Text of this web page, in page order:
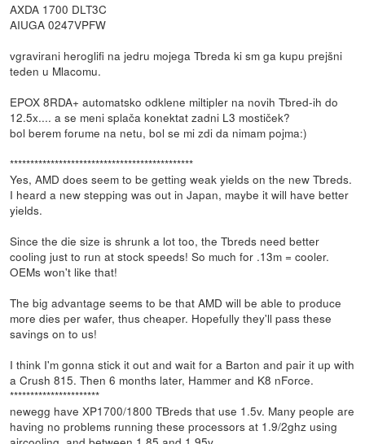
AXDA 1700 DLT3C
AIUGA 0247VPFW
vgravirani heroglifi na jedru mojega Tbreda ki sm ga kupu prejšni
teden u Mlacomu.
EPOX 8RDA+ automatsko odklene miltipler na novih Tbred-ih do
12.5x.... a se meni splača konektat zadni L3 mostiček?
bol berem forume na netu, bol se mi zdi da nimam pojma:)
*********************************************
Yes, AMD does seem to be getting weak yields on the new Tbreds.
I heard a new stepping was out in Japan, maybe it will have better
yields.
Since the die size is shrunk a lot too, the Tbreds need better
cooling just to run at stock speeds! So much for .13m = cooler.
OEMs won't like that!
The big advantage seems to be that AMD will be able to produce
more dies per wafer, thus cheaper. Hopefully they'll pass these
savings on to us!
I think I'm gonna stick it out and wait for a Barton and pair it up with
a Crush 815. Then 6 months later, Hammer and K8 nForce.
**********************
newegg have XP1700/1800 TBreds that use 1.5v. Many people are
having no problems running these processors at 1.9/2ghz using